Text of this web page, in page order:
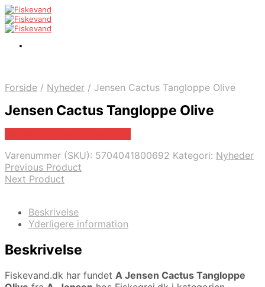
Forside / Nyheder / Jensen Cactus Tangloppe Olive
Jensen Cactus Tangloppe Olive
Varenummer (SKU): 5704041800692 Kategori: Nyheder
Previous Product
Next Product
Beskrivelse
Yderligere information
Beskrivelse
Fiskevand.dk har fundet A Jensen Cactus Tangloppe